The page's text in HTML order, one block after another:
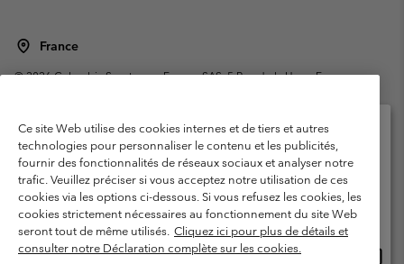
France
©2026Columbia Sportswear Europe SAS. 5 Rue de la Haye, Espace
Garanties Légales
Politique de confidentialité
Conditions d'utilisation - Membres
Conditions D'utilisation - Contenu généré par l'utilisateur
Impressum
Cookies
Public CBCR
Ce site Web utilise des cookies internes et de tiers et autres
technologies pour personnaliser le contenu et les publicités,
fournir des fonctionnalités de réseaux sociaux et analyser notre
trafic. Veuillez préciser si vous acceptez notre utilisation de ces
cookies via les options ci-dessous. Si vous refusez les cookies, les
cookies strictement nécessaires au fonctionnement du site Web
seront tout de même utilisés. Cliquez ici pour plus de détails et
consulter notre Déclaration complète sur les cookies.
Veuillez sélectionner votre pays d’expédition et
votre langue
Achats en ligne disponibles
United States